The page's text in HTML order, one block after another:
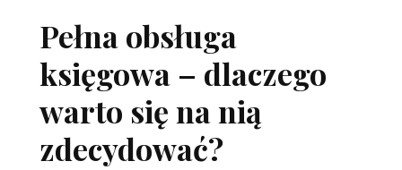
Pełna obsługa
księgowa – dlaczego
warto się na nią
zdecydować?